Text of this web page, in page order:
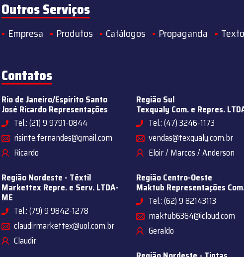
Outros Serviços
Empresa Produtos Catálogos Propaganda
Contatos
Rio de Janeiro/Espírito Santo
José Ricardo Representações
Tel.: (21) 9 9791-0844
risinte.fernandes@gmail.com
Ricardo
Região Sul
Texqualy Com. e Repres.
Tel.: (47) 3246-1173
vendas@texqualy.com.br
Eloir / Marcos / Anderson
Região Nordeste - Têxtil
Markettex Repre. e Serv. LTDA-
ME
Tel.: (79) 9 9842-1278
claudirmarkettex@uol.com.br
Claudir
Região Centro-Oeste
Maktub Representações
Tel.: (62) 9 82143113
maktub6364@icloud.com
Geraldo